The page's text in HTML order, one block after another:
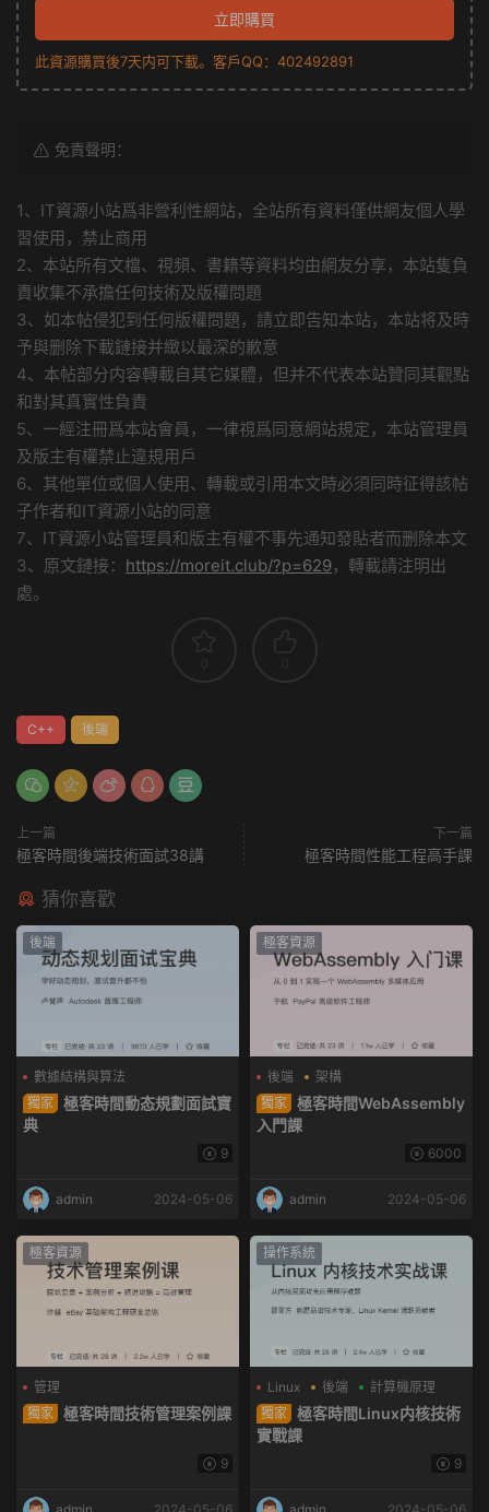
立即購買
此資源購買後7天内可下載。客戶QQ：402492891
免責聲明：
1、IT資源小站爲非營利性網站，全站所有資料僅供網友個人學
習使用，禁止商用
2、本站所有文檔、視頻、書籍等資料均由網友分享，本站隻負
責收集不承擔任何技術及版權問題
3、如本帖侵犯到任何版權問題，請立即告知本站，本站将及時
予與删除下載鏈接并緻以最深的歉意
4、本帖部分内容轉載自其它媒體，但并不代表本站贊同其觀點
和對其真實性負責
5、一經注冊爲本站會員，一律視爲同意網站規定，本站管理員
及版主有權禁止違規用戶
6、其他單位或個人使用、轉載或引用本文時必須同時征得該帖
子作者和IT資源小站的同意
7、IT資源小站管理員和版主有權不事先通知發貼者而删除本文
3、原文鏈接： https://moreit.club/?p=629，轉載請注明出
處。
C++ 後端
上一篇
極客時間後端技術面試38講
下一篇
極客時間性能工程高手課
猜你喜歡
後端
數據結構與算法
獨家 極客時間動态規劃面試寶
典
9
admin 2024-05-06
極客資源
後端
架構
獨家 極客時間WebAssembly
入門課
6000
admin 2024-05-06
極客資源
管理
獨家 極客時間技術管理案例課
9
操作系統
Linux 後端
計算機原理
獨家 極客時間Linux内核技術
實戰課
9